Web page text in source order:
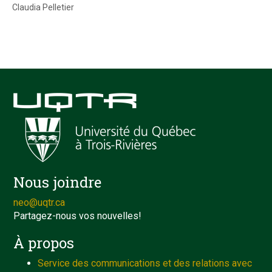
Claudia Pelletier
Nous joindre
neo@uqtr.ca
Partagez-nous vos nouvelles!
À propos
Service des communications et des relations avec